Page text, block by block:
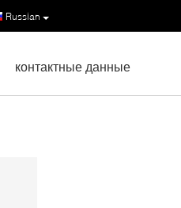
Russian
контактные данные